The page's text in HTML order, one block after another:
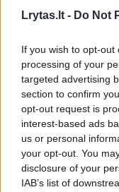
Lrytas.lt - Do Not
If you wish to opt-
processing of your
targeted advertising
section to confirm
opt-out request is
interest-based ads
us or personal
your opt-out. You
disclosure of your
IAB’s list of
griežtos
Kuprines pasvėrę
įprotį: tą daro
Žinios | Lietuvos